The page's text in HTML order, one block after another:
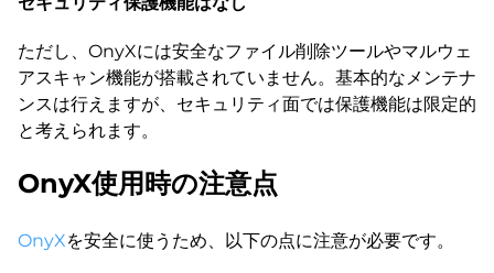
ただし、OnyXには安全なファイル削除ツールやマルウェ
アスキャン機能が搭載されていません。基本的なメンテナ
ンスは行えますが、セキュリティ面では保護機能は限定的
と考えられます。
OnyX使用時の注意点
OnyXを安全に使うため、以下の点に注意が必要です。